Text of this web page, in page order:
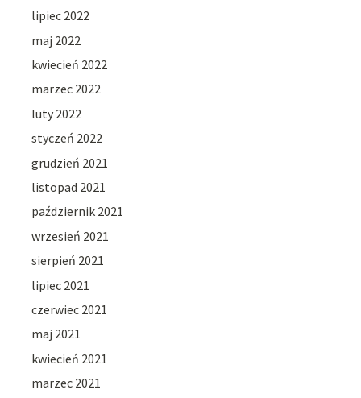
lipiec 2022
maj 2022
kwiecień 2022
marzec 2022
luty 2022
styczeń 2022
grudzień 2021
listopad 2021
październik 2021
wrzesień 2021
sierpień 2021
lipiec 2021
czerwiec 2021
maj 2021
kwiecień 2021
marzec 2021